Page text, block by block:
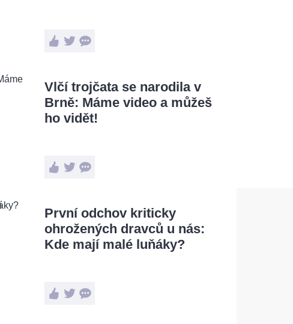
Vlčí trojčata se narodila v
Brně: Máme video a můžeš
ho vidět!
První odchov kriticky
ohrožených dravců u nás:
Kde mají malé luňáky?